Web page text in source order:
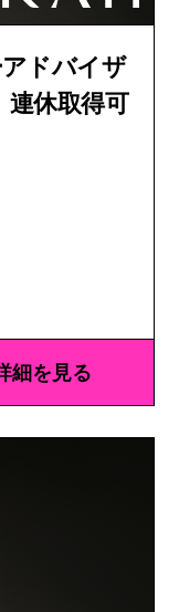
ドバイザ
連休取得可
細を見る